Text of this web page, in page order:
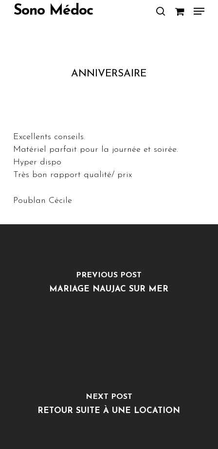
SkipSono Médoc Menu
ANNIVERSAIRE
Excellents conseils.
Matériel parfait pour la journée et soirée.
Hyper dispo
Très bon rapport qualité/ prix
Poublan Cécile
PREVIOUS POST
MARIAGE NAUJAC SUR MER
NEXT POST
RETOUR SUITE À UNE LOCATION